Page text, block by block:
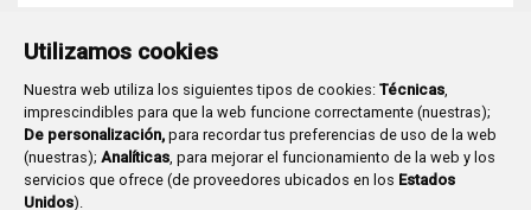
Utilizamos cookies
Nuestra web utiliza los siguientes tipos de cookies: Técnicas,
imprescindibles para que la web funcione correctamente (nuestras);
De personalización, para recordar tus preferencias de uso de la web
(nuestras); Analíticas, para mejorar el funcionamiento de la web y los
servicios que ofrece (de proveedores ubicados en los Estados
Unidos).
Movilidad